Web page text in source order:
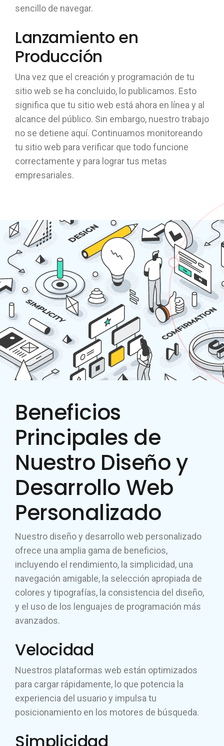
sencillo de navegar.
Lanzamiento en
Producción
Una vez que el creación y programación de tu
sitio web se ha concluido, lo publicamos. Esto
significa que tu sitio web está ahora en línea y al
alcance del público. Sin embargo, nuestro trabajo
no se detiene aquí. Continuamos monitoreando
tu sitio web para verificar que todo funcione
correctamente y para lograr tus metas
empresariales.
Beneficios
Principales de
Nuestro Diseño y
Desarrollo Web
Personalizado
Nuestro diseño y desarrollo web personalizado
ofrece una amplia gama de beneficios,
incluyendo el rendimiento, la simplicidad, una
navegación amigable, la selección apropiada de
colores y tipografías, la consistencia del diseño,
y el uso de los lenguajes de programación más
avanzados.
Velocidad
Nuestros plataformas web están optimizados
para cargar rápidamente, lo que potencia la
experiencia del usuario y impulsa tu
posicionamiento en los motores de búsqueda.
Simplicidad